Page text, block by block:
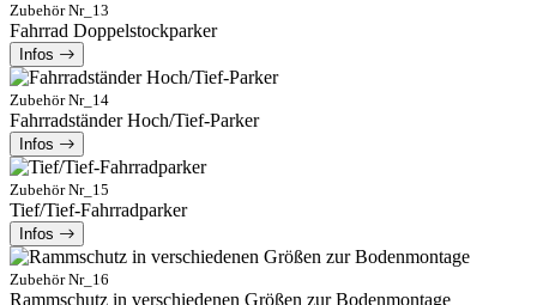
Zubehör Nr_13
Fahrrad Doppelstockparker
Infos
Zubehör Nr_14
Fahrradständer Hoch/Tief-Parker
Infos
Zubehör Nr_15
Tief/Tief-Fahrradparker
Infos
Zubehör Nr_16
Rammschutz in verschiedenen Größen zur Bodenmontage